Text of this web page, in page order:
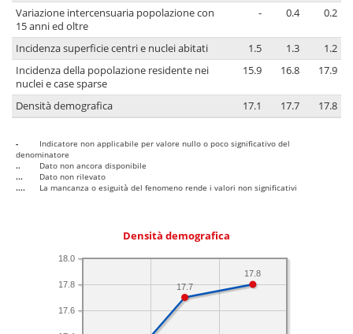
Variazione intercensuaria popolazione con
15 anni ed oltre
- 0.4 0.2
Incidenza superficie centri e nuclei abitati 1.5 1.3
1.2
Incidenza della popolazione residente nei
nuclei e case sparse
15.9 16.8 17.9
Densità demografica 17.1 17.7 17.8
-
Indicatore non applicabile per valore nullo o poco significativo del
denominatore
..
Dato non ancora disponibile
...
Dato non rilevato
....
La mancanza o esiguità del fenomeno rende i valori non significativi
Densità demografica
17.6
17.8
18.0
17.8
17.7